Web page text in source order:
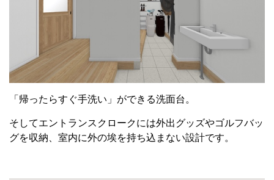
「帰ったらすぐ手洗い」ができる洗面台。
そしてエントランスクロークには外出グッズやゴルフバッ
グを収納、室内に外の埃を持ち込まない設計です。